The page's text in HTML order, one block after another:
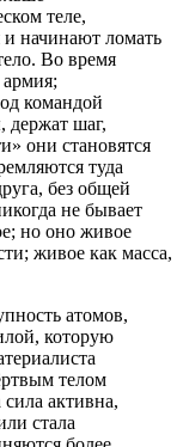
теле,
начинают ломать
Во время
командой
держат шаг,
они становятся
туда
без общей
не бывает
но оно живое
живое как масса,
атомов,
которую
телом
активна,
стала